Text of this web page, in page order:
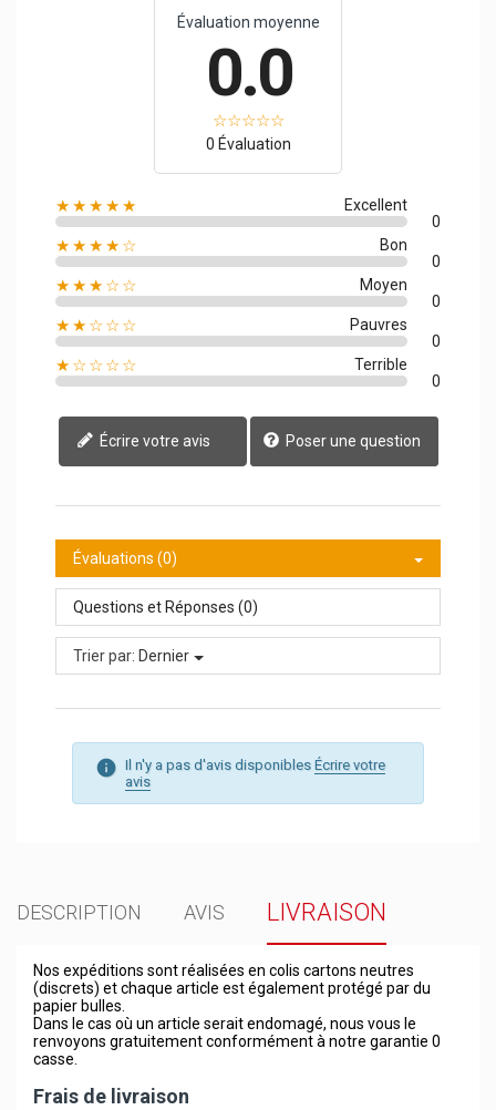
Évaluation moyenne
0.0
0 Évaluation
★★★★★
Excellent
0
★★★★☆
Bon
0
★★★☆☆
Moyen
0
★★☆☆☆
Pauvres
0
★☆☆☆☆
Terrible
0
Écrire votre avis Poser une question
Évaluations (0)
Questions et Réponses (0)
Trier par: Dernier
Il n'y a pas d'avis disponibles Écrire votre
avis
DESCRIPTION AVIS LIVRAISON
Nos expéditions sont réalisées en colis cartons neutres
(discrets) et chaque article est également protégé par du
papier bulles.
Dans le cas où un article serait endomagé, nous vous le
renvoyons gratuitement conformément à notre garantie 0
casse.
Frais de livraison